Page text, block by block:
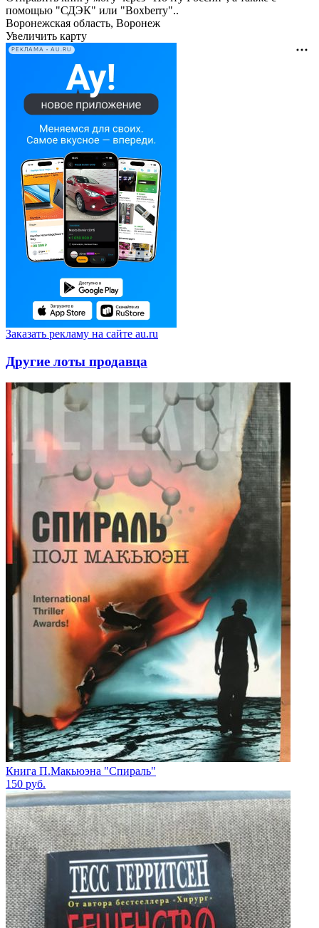
помощью "СДЭК" или "Boxberry"..
Воронежская область, Воронеж
Увеличить карту
РЕКЛАМА • AU.RU
Заказать рекламу на сайте au.ru
Другие лоты продавца
Книга П.Макьюэна "Спираль"
150 руб.